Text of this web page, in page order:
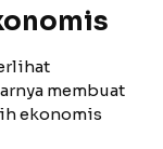
membuat
ekonomis